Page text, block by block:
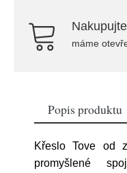
máme
Popis produktu
Křeslo Tove od
promyšlené